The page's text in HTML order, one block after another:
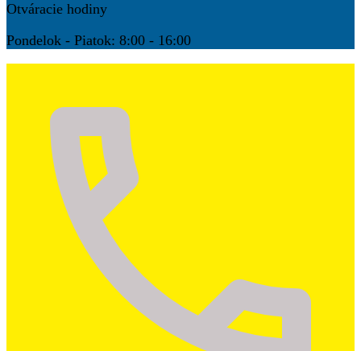
Otváracie hodiny
Pondelok - Piatok: 8:00 - 16:00